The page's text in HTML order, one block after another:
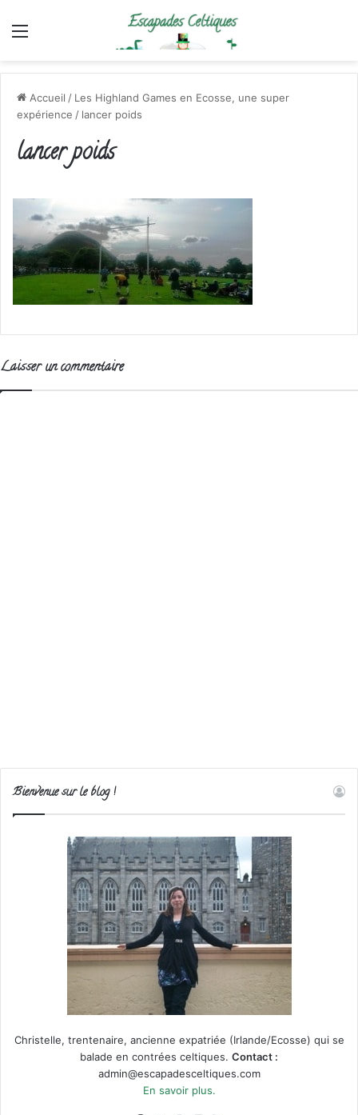
Menu
Accueil / Les Highland Games en Ecosse, une super
expérience / lancer poids
lancer poids
Laisser un commentaire
Bienvenue sur le blog !
Christelle, trentenaire, ancienne expatriée (Irlande/Ecosse) qui se
balade en contrées celtiques. Contact :
admin@escapadesceltiques.com
En savoir plus.